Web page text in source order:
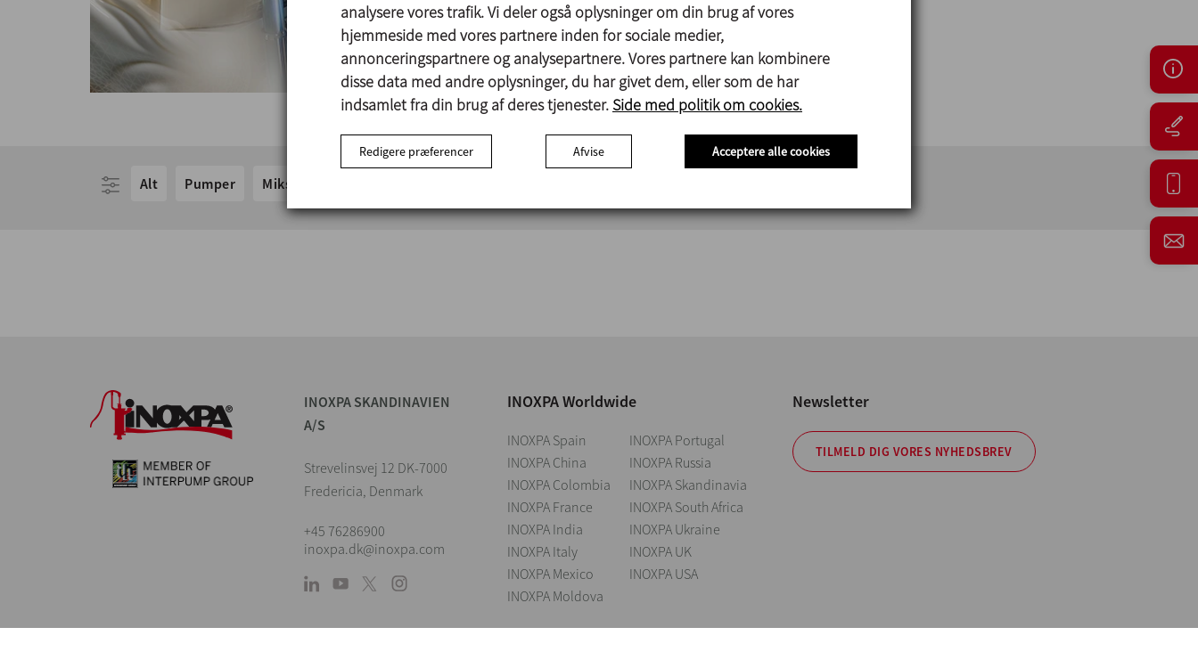
Læs mere
Alt Pumper Miksning
INOXPA SKANDINAVIEN
A/S
Strevelinsvej 12 DK-7000
Fredericia, Denmark
+45 76286900
inoxpa.dk@inoxpa.com
INOXPA Worldwide
INOXPA Spain
INOXPA China
INOXPA Colombia
INOXPA France
INOXPA India
INOXPA Italy
INOXPA Mexico
INOXPA Moldova
INOXPA Portugal
INOXPA Russia
INOXPA Skandinavia
INOXPA South Africa
INOXPA Ukraine
INOXPA UK
INOXPA USA
Newsletter
TILMELD DIG VORES NYHEDSBREV
analysere vores trafik. Vi deler også oplysninger om din brug af vores
hjemmeside med vores partnere inden for sociale medier,
annonceringspartnere og analysepartnere. Vores partnere kan kombinere
disse data med andre oplysninger, du har givet dem, eller som de har
indsamlet fra din brug af deres tjenester. Side med politik om cookies.
Redigere præferencer Afvise Acceptere alle cookies